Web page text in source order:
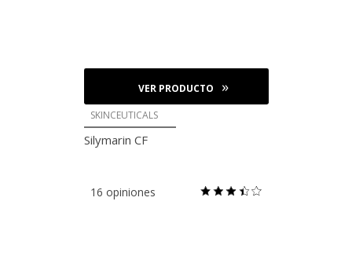
VER PRODUCTO
SKINCEUTICALS
Silymarin CF
16 opiniones